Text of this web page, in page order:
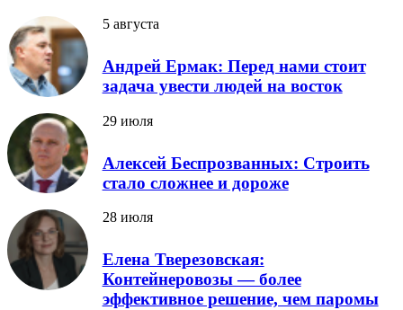
5 августа
Андрей Ермак: Перед нами стоит
задача увести людей на восток
29 июля
Алексей Беспрозванных: Строить
стало сложнее и дороже
28 июля
Елена Тверезовская:
Контейнеровозы — более
эффективное решение, чем паромы